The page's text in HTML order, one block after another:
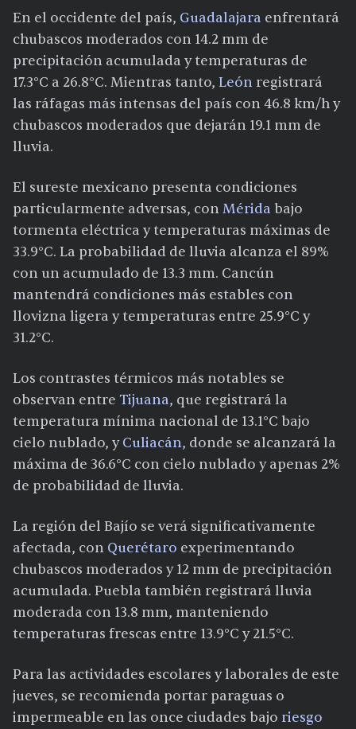
En el occidente del país, Guadalajara enfrentará
chubascos moderados con 14.2 mm de
precipitación acumulada y temperaturas de
17.3°C a 26.8°C. Mientras tanto, León registrará
las ráfagas más intensas del país con 46.8 km/h y
chubascos moderados que dejarán 19.1 mm de
lluvia.
El sureste mexicano presenta condiciones
particularmente adversas, conMérida bajo
tormenta eléctrica y temperaturas máximas de
33.9°C. La probabilidad de lluvia alcanza el 89%
con un acumulado de 13.3 mm. Cancún
mantendrá condiciones más estables con
llovizna ligera y temperaturas entre 25.9°C y
31.2°C.
Los contrastes térmicos más notables se
observan entre Tijuana, que registrará la
temperatura mínima nacional de 13.1°C bajo
cielo nublado, yCuliacán, donde se alcanzará la
máxima de 36.6°C con cielo nublado y apenas 2%
de probabilidad de lluvia.
La región del Bajío se verá significativamente
afectada, con Querétaro experimentando
chubascos moderados y 12 mm de precipitación
acumulada. Puebla también registrará lluvia
moderada con 13.8 mm, manteniendo
temperaturas frescas entre 13.9°C y 21.5°C.
Para las actividades escolares y laborales de este
jueves, se recomienda portar paraguas o
impermeable en las once ciudades bajo riesgo